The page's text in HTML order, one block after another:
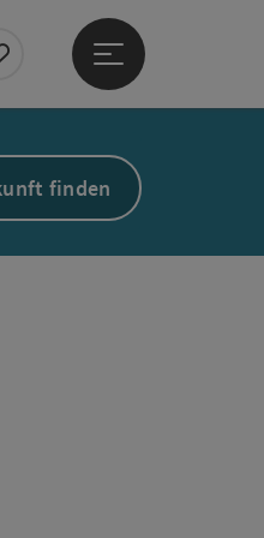
Linz, sonnig
Hauptmenü öffnen
finden